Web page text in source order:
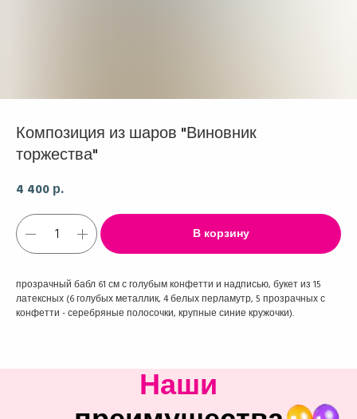
Композиция из шаров "Виновник
торжества"
4 400 р.
В корзину
прозрачный бабл 61 см с голубым конфетти и надписью, букет из 15
латексных (6 голубых металлик, 4 белых перламутр, 5 прозрачных с
конфетти - серебряные полосочки, крупные синие кружочки).
Наши